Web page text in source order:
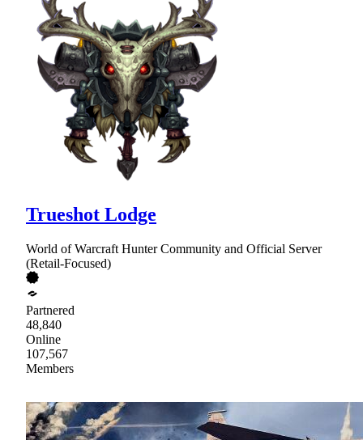
Trueshot Lodge
World of Warcraft Hunter Community and Official Server
(Retail-Focused)
Partnered
48,840
Online
107,567
Members